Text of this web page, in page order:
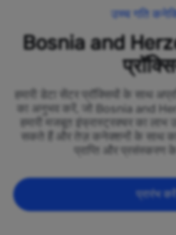
उच्च गति
Bosnia and
हमारी डेटा सेंटर प्रॉक्सियों के साथ
का अनुभव करें, जो Bosnia and
हमारी मजबूत इंफ्रास्ट्रक्चर का
सकते हैं और तेज़ कनेक्शनों के साथ
प्राप्ति और प्रसंस्करण
प्रारंभ करें